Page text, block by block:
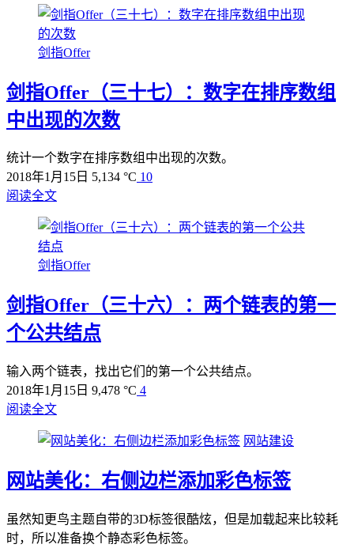
剑指Offer
剑指Offer（三十七）：数字在排序数组
中出现的次数
统计一个数字在排序数组中出现的次数。
2018年1月15日 5,134 °C 10
阅读全文
剑指Offer
剑指Offer（三十六）：两个链表的第一
个公共结点
输入两个链表，找出它们的第一个公共结点。
2018年1月15日 9,478 °C 4
阅读全文
网站建设
网站美化：右侧边栏添加彩色标签
虽然知更鸟主题自带的3D标签很酷炫，但是加载起来比较耗
时，所以准备换个静态彩色标签。